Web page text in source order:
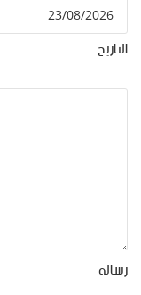
التاريخ
رسالة